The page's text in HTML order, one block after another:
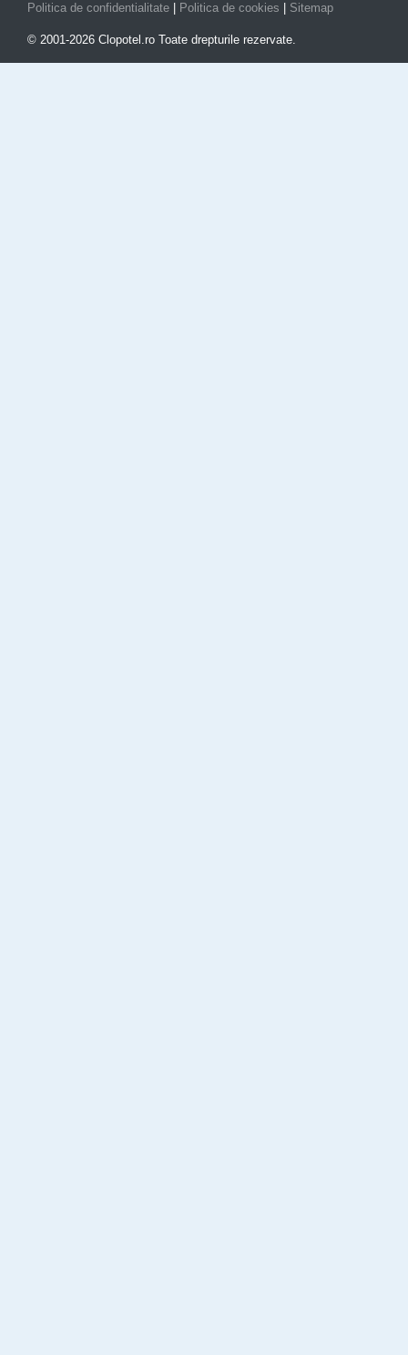
Politica de confidentialitate
Politica de cookies Sitemap
© 2001-2026 Clopotel.ro Toate drepturile rezervate.